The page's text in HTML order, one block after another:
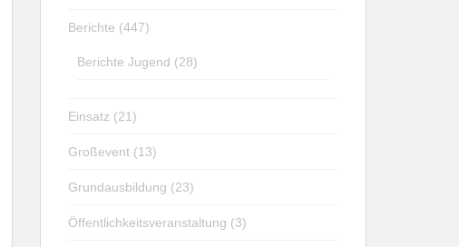
Berichte (447)
Berichte Jugend (28)
Einsatz (21)
Großevent (13)
Grundausbildung (23)
Öffentlichkeitsveranstaltung (3)